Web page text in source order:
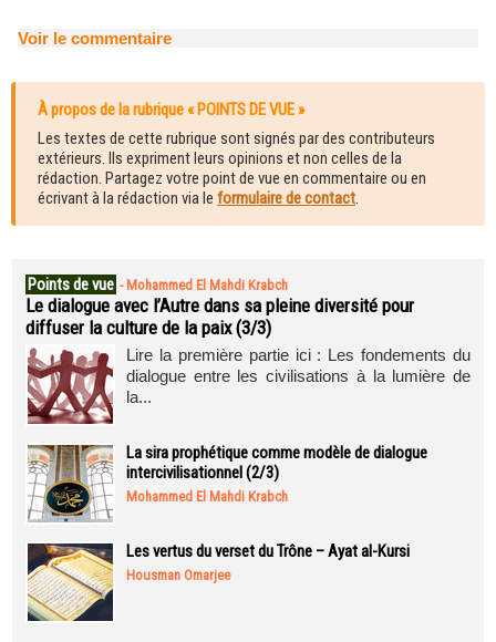
Voir le commentaire
À propos de la rubrique « POINTS DE VUE »
Les textes de cette rubrique sont signés par des contributeurs
extérieurs. Ils expriment leurs opinions et non celles de la
rédaction. Partagez votre point de vue en commentaire ou en
écrivant à la rédaction via le formulaire de contact.
Points de vue - Mohammed El Mahdi Krabch
Le dialogue avec l’Autre dans sa pleine diversité pour
diffuser la culture de la paix (3/3)
Lire la première partie ici : Les fondements du
dialogue entre les civilisations à la lumière de
la...
La sira prophétique comme modèle de dialogue
intercivilisationnel (2/3)
Mohammed El Mahdi Krabch
Les vertus du verset du Trône – Ayat al-Kursi
Housman Omarjee